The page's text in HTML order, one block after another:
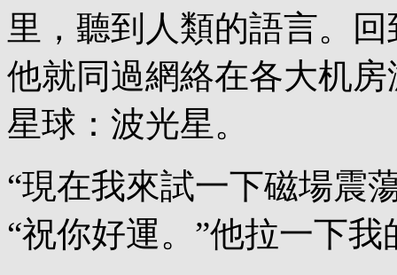
里，聽到人類的語言。
他就同過網絡在各大机
星球：波光星。
“現在我來試一下磁場震
“祝你好運。”他拉一下